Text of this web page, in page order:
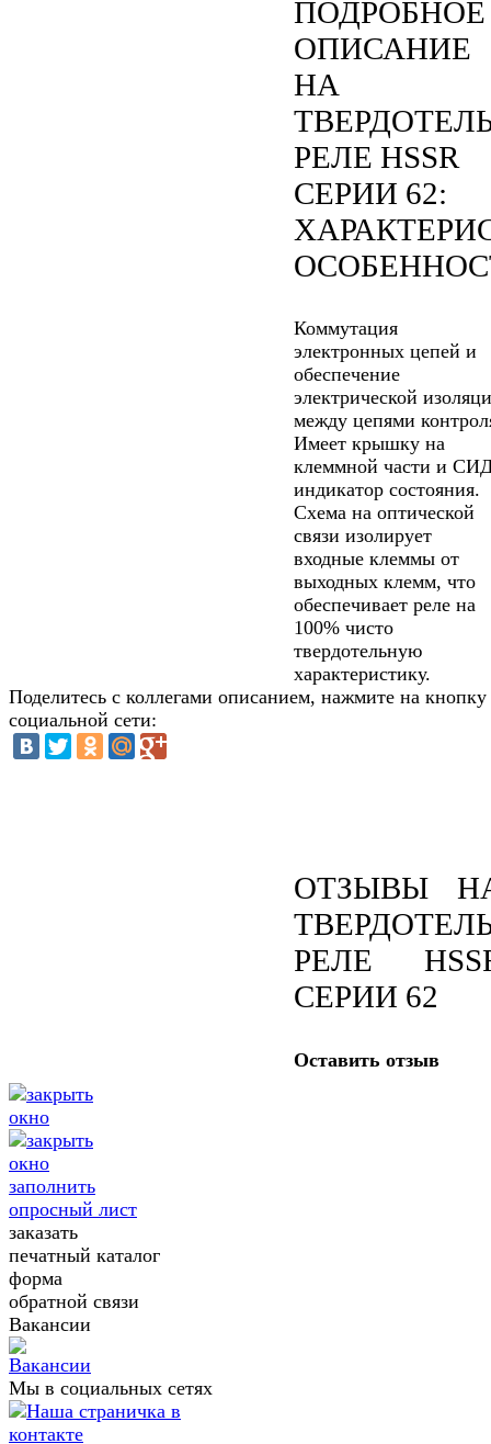
ПОДРОБНОЕ
ОПИСАНИЕ
НА
РЕЛЕ HSSR
СЕРИИ 62:
Коммутация
электронных цепей и
обеспечение
электрической
между цепями
Имеет крышку на
клеммной части и
индикатор состояния.
Схема на оптической
связи изолирует
входные клеммы от
выходных клемм, что
обеспечивает реле на
100% чисто
твердотельную
характеристику.
Поделитесь с коллегами описанием, нажмите на кнопку
социальной сети:
ОТЗЫВЫ
РЕЛЕ
СЕРИИ 62
Оставить отзыв
заполнить
опросный лист
заказать
печатный каталог
форма
обратной связи
Вакансии
Мы в социальных сетях